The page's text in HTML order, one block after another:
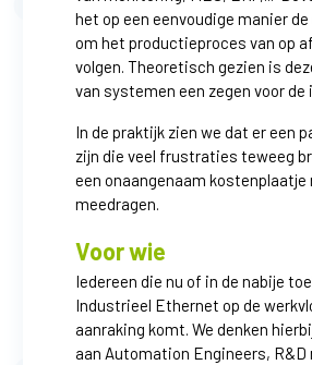
het op een eenvoudige manier
om het productieproces van op
volgen. Theoretisch gezien is
van systemen een zegen voor de
In de praktijk zien we dat er een
zijn die veel frustraties teweeg
een onaangenaam kostenplaatje
meedragen.
Voor wie
Iedereen die nu of in de nabije
Industrieel Ethernet op de
aanraking komt. We denken
aan Automation Engineers, R&D